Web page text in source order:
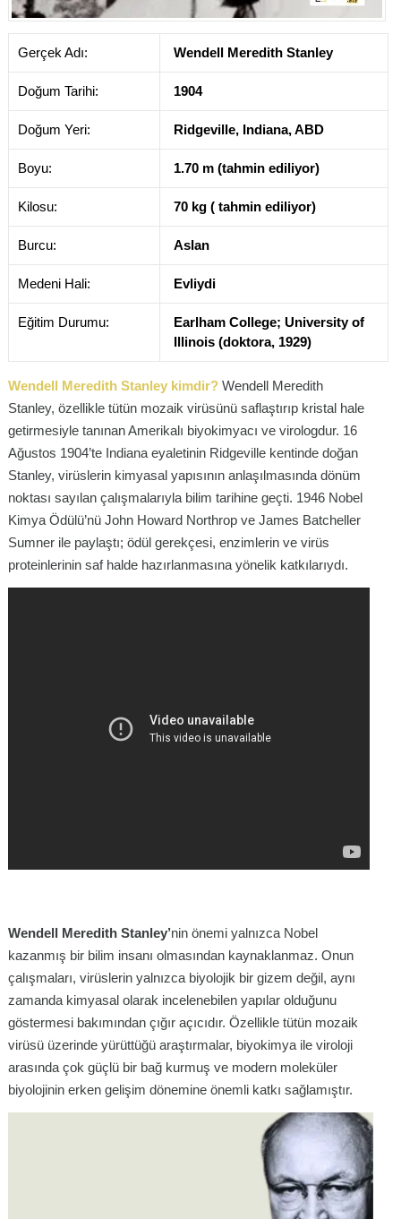
Gerçek Adı: Wendell Meredith Stanley
Doğum Tarihi: 1904
Doğum Yeri: Ridgeville, Indiana, ABD
Boyu: 1.70 m (tahmin ediliyor)
Kilosu: 70 kg ( tahmin ediliyor)
Burcu: Aslan
Medeni Hali: Evliydi
Eğitim Durumu:
Earlham College; University of
Illinois (doktora, 1929)
Wendell Meredith Stanley kimdir? Wendell Meredith
Stanley, özellikle tütün mozaik virüsünü saflaştırıp kristal hale
getirmesiyle tanınan Amerikalı biyokimyacı ve virologdur. 16
Ağustos 1904’te Indiana eyaletinin Ridgeville kentinde doğan
Stanley, virüslerin kimyasal yapısının anlaşılmasında dönüm
noktası sayılan çalışmalarıyla bilim tarihine geçti. 1946 Nobel
Kimya Ödülü’nü John Howard Northrop ve James Batcheller
Sumner ile paylaştı; ödül gerekçesi, enzimlerin ve virüs
proteinlerinin saf halde hazırlanmasına yönelik katkılarıydı.
Wendell Meredith Stanley’nin önemi yalnızca Nobel
kazanmış bir bilim insanı olmasından kaynaklanmaz. Onun
çalışmaları, virüslerin yalnızca biyolojik bir gizem değil, aynı
zamanda kimyasal olarak incelenebilen yapılar olduğunu
göstermesi bakımından çığır açıcıdır. Özellikle tütün mozaik
virüsü üzerinde yürüttüğü araştırmalar, biyokimya ile viroloji
arasında çok güçlü bir bağ kurmuş ve modern moleküler
biyolojinin erken gelişim dönemine önemli katkı sağlamıştır.